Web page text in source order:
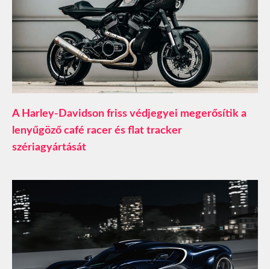
A Harley-Davidson friss védjegyei megerősítik a
lenyűgöző café racer és flat tracker
szériagyártását